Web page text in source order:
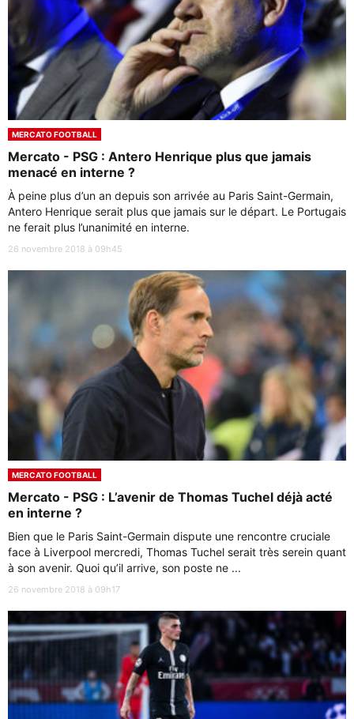
MERCATO FOOTBALL
Mercato - PSG : Antero Henrique plus que jamais
menacé en interne ?
À peine plus d’un an depuis son arrivée au Paris Saint-Germain,
Antero Henrique serait plus que jamais sur le départ. Le Portugais
ne ferait plus l’unanimité en interne.
26 novembre 2018 à 09h45
MERCATO FOOTBALL
Mercato - PSG : L’avenir de Thomas Tuchel déjà acté
en interne ?
Bien que le Paris Saint-Germain dispute une rencontre cruciale
face à Liverpool mercredi, Thomas Tuchel serait très serein quant
à son avenir. Quoi qu’il arrive, son poste ne ...
26 novembre 2018 à 09h17